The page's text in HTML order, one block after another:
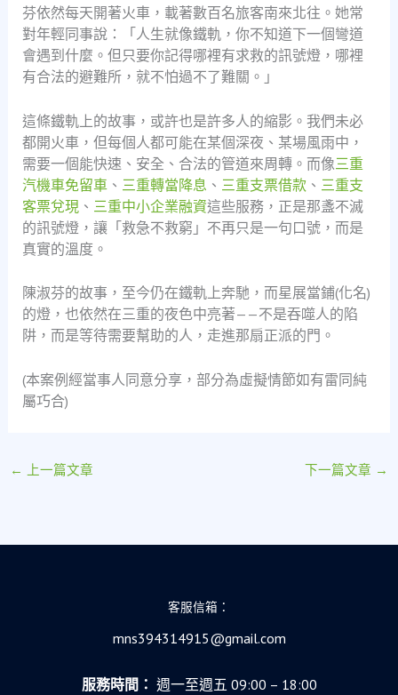
芬依然每天開著火車，載著數百名旅客南來北往。她常
對年輕同事說：「人生就像鐵軌，你不知道下一個彎道
會遇到什麼。但只要你記得哪裡有求救的訊號燈，哪裡
有合法的避難所，就不怕過不了難關。」
這條鐵軌上的故事，或許也是許多人的縮影。我們未必
都開火車，但每個人都可能在某個深夜、某場風雨中，
需要一個能快速、安全、合法的管道來周轉。而像三重
汽機車免留車、 三重轉當降息 、 三重支票借款、 三重支
客票兌現 、 三重中小企業融資這些服務，正是那盞不滅
的訊號燈，讓「救急不救窮」不再只是一句口號，而是
真實的溫度。
陳淑芬的故事，至今仍在鐵軌上奔馳，而星展當鋪(化名)
的燈，也依然在三重的夜色中亮著——不是吞噬人的陷
阱，而是等待需要幫助的人，走進那扇正派的門。
(本案例經當事人同意分享，部分為虛擬情節如有雷同純
屬巧合)
← 上一篇文章 下一篇文章 →
客服信箱：
mns394314915@gmail.com
服務時間： 週一至週五 09:00 – 18:00